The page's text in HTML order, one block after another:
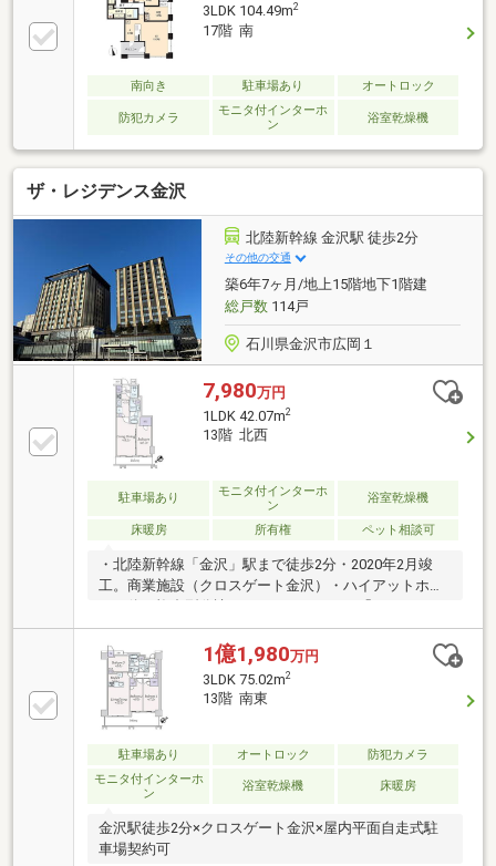
3LDK 104.49m2
17階 南
南向き 駐車場あり オートロック
防犯カメラ
モニタ付インターホ
ン
浴室乾燥機
ザ・レジデンス金沢
北陸新幹線 金沢駅 徒歩2分
その他の交通
築6年7ヶ月/地上15階地下1階建
総戸数114戸
石川県金沢市広岡１
7,980万円
1LDK 42.07m2
13階 北西
駐車場あり
モニタ付インターホ
ン
浴室乾燥機
床暖房 所有権 ペット相談可
・北陸新幹線「金沢」駅まで徒歩2分・2020年2月竣
工。商業施設（クロスゲート金沢）・ハイアットホテ
ル一体の複合型分譲マンションです。・「ハイアット
ハウス金沢」と提携した優待サービス利用可能（レス
トランやフィットネスジムの利用など（有償））・敷
地内自走式駐車場月極契約可能（マンション所有者は
1世帯1台は契約可：月額２５，０００円）・各フロア
にゴミ置き場を設置、24時間ゴミ出し可能です・24時
間体制で住まいを見守る「セコムセキュリティシステ
ム」完備・ホテルライクな内廊下設計・リビング天井
高約2700ｍｍ・リビングダイニングにはガス温水式床
暖房付き
1億1,980万円
3LDK 75.02m2
13階 南東
駐車場あり オートロック
防犯カメラ
モニタ付インターホ
ン
浴室乾燥機 床暖房
金沢駅徒歩2分×クロスゲート金沢×屋内平面自走式駐
車場契約可